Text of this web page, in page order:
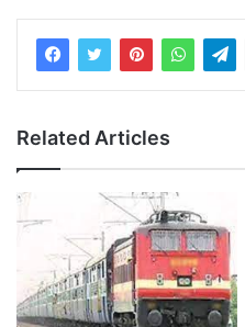
Related Articles